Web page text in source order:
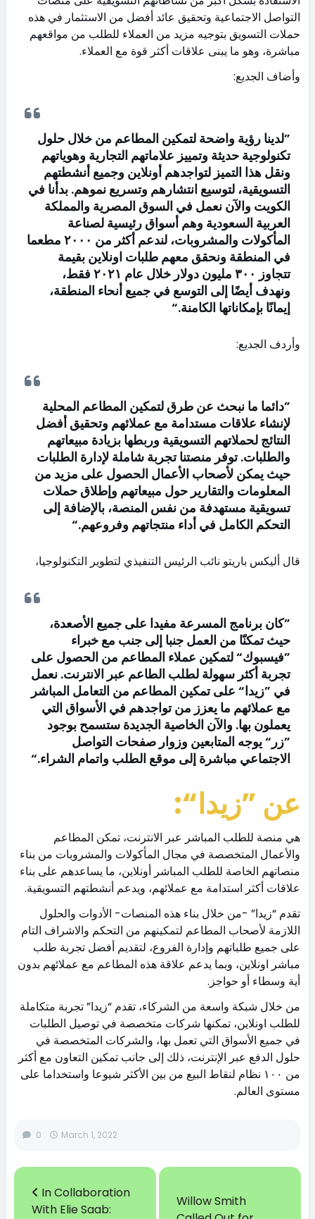
التواصل الاجتماعية وتحقيق عائد أفضل من الاستثمار في هذه
حملات التسويق بتوجيه مزيد من العملاء للطلب من مواقعهم
مباشرة، وهو ما يبنى علاقات أكثر قوة مع العملاء.
وأضاف الجديع:
”لدينا رؤية واضحة لتمكين المطاعم من خلال حلول
تكنولوجية حديثة وتمييز علاماتهم التجارية وهوياتهم
ونقل هذا التميز لتواجدهم أونلاين وجميع أنشطتهم
التسويقية، لتوسيع انتشارهم وتسريع نموهم. بدأنا في
الكويت والآن نعمل في السوق المصرية والمملكة
العربية السعودية وهم أسواق رئيسية لصناعة
المأكولات والمشروبات، لندعم أكثر من ٢٠٠٠ مطعما
في المنطقة ونحقق معهم طلبات اونلاين بقيمة
تتجاوز ٣٠٠ مليون دولار خلال عام ٢٠٢١ فقط،
ونهدف أيضًا إلى التوسع في جميع أنحاء المنطقة،
إيمانًا بإمكاناتها الكامنة.“
وأردف الجديع:
”دائما ما نبحث عن طرق لتمكين المطاعم المحلية
لإنشاء علاقات مستدامة مع عملائهم وتحقيق أفضل
النتائج لحملاتهم التسويقية وربطها بزيادة مبيعاتهم
والطلبات. توفر منصتنا تجربة شاملة لإدارة الطلبات
حيث يمكن لأصحاب الأعمال الحصول على مزيد من
المعلومات والتقارير حول مبيعاتهم وإطلاق حملات
تسويقية مستهدفة من نفس المنصة، بالإضافة إلى
التحكم الكامل في أداء منتجاتهم وفروعهم.“
قال أليكس باريتو نائب الرئيس التنفيذي لتطوير التكنولوجيا،
”كان برنامج المسرعة مفيدا على جميع الأصعدة،
حيث تمكنّا من العمل جنبا إلى جنب مع خبراء
”فيسبوك“ لتمكين عملاء المطاعم من الحصول على
تجربة أكثر سهولة لطلب الطاعم عبر الانترنت. نعمل
في ”زيدا“ على تمكين المطاعم من التعامل المباشر
مع عملائهم ما يعزز من تواجدهم في الأسواق التي
يعملون بها. والآن الخاصية الجديدة ستسمح بوجود
”زر“ يوجه المتابعين وزوار صفحات التواصل
الاجتماعي مباشرة إلى موقع الطلب واتمام الشراء.“
عن ”زيدا“:
هي منصة للطلب المباشر عبر الانترنت، تمكن المطاعم
والأعمال المتخصصة في مجال المأكولات والمشروبات من بناء
منصاتهم الخاصة للطلب المباشر أونلاين، ما يساعدهم على بناء
علاقات أكثر استدامة مع عملائهم، ويدعم أنشطتهم التسويقية.
تقدم “زيدا” -من خلال بناء هذه المنصات- الأدوات والحلول
اللازمة لأصحاب المطاعم لتمكينهم من التحكم والاشراف التام
على جميع طلباتهم وإدارة الفروع، لتقديم أفضل تجربة طلب
مباشر اونلاين، وبما يدعم علاقة هذه المطاعم مع عملائهم بدون
أية وسطاء أو حواجز.
من خلال شبكة واسعة من الشركاء، تقدم “زيدا” تجربة متكاملة
للطلب اونلاين، تمكنها شركات متخصصة في توصيل الطلبات
في جميع الأسواق التي تعمل بها، والشركات المتخصصة في
حلول الدفع عبر الإنترنت، ذلك إلى جانب تمكين التعاون مع أكثر
من ١٠٠ نظام لنقاط البيع من بين الأكثر شيوعا واستخداما على
مستوى العالم.
0 March 1, 2022
In Collaboration
With Elie Saab:
Willow Smith